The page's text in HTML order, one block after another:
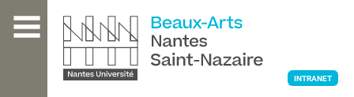
contenu
INTRANET